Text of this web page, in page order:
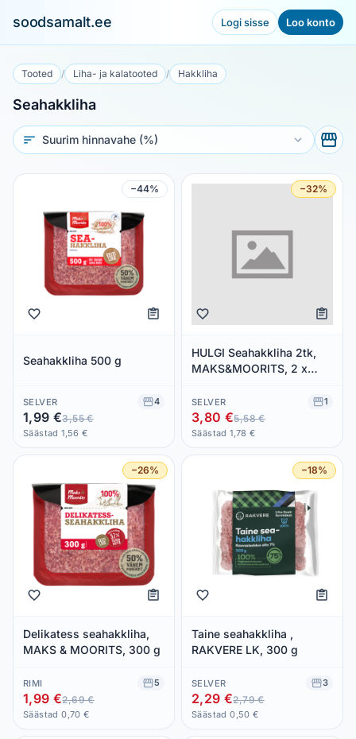
soodsamalt.ee Logi sisse Loo konto
Tooted / Liha- ja kalatooted / Hakkliha
Seahakkliha
Sorteeri
−44%
Seahakkliha 500 g
SELVER 4
1,99 €3,55 €
Säästad 1,56 €
−32%
HULGI Seahakkliha 2tk,
MAKS&MOORITS, 2 x
SELVER 1
3,80 €5,58 €
Säästad 1,78 €
−26%
Delikatess seahakkliha,
MAKS & MOORITS, 300 g
RIMI 5
1,99 €2,69 €
Säästad 0,70 €
−18%
Taine seahakkliha ,
RAKVERE LK, 300 g
SELVER 3
2,29 €2,79 €
Säästad 0,50 €